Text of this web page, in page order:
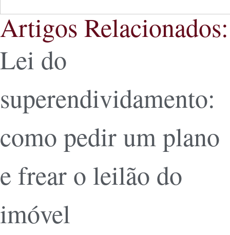
Artigos Relacionados:
Lei do
superendividamento:
como pedir um plano
e frear o leilão do
imóvel